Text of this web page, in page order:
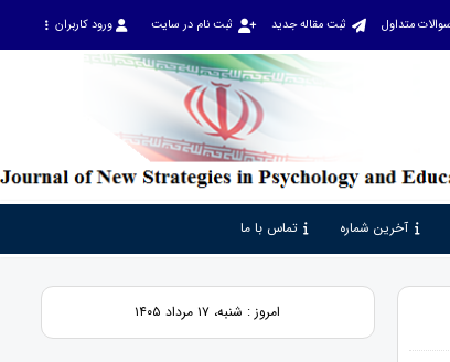
سوالات متداول ثبت مقاله جدید ثبت نام در سایت ورود کاربران
آخرین شماره تماس با ما
امروز : شنبه، ۱۷ مرداد ۱۴۰۵